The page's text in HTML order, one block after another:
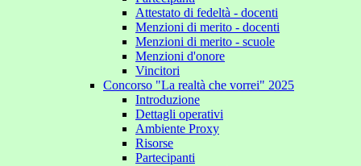
Attestato di fedeltà - docenti
Menzioni di merito - docenti
Menzioni di merito - scuole
Menzioni d'onore
Vincitori
Concorso "La realtà che vorrei" 2025
Introduzione
Dettagli operativi
Ambiente Proxy
Risorse
Partecipanti